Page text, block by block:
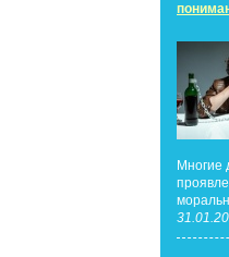
Многие